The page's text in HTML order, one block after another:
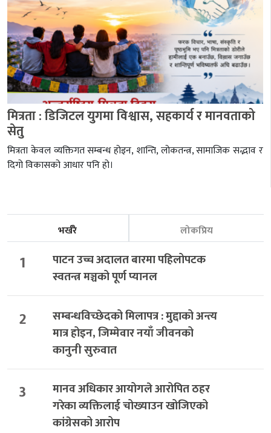
मित्रता : डिजिटल युगमा विश्वास, सहकार्य र मानवताको
सेतु
मित्रता केवल व्यक्तिगत सम्बन्ध होइन, शान्ति, लोकतन्त्र, सामाजिक सद्भाव र
दिगो विकासको आधार पनि हो।
भर्खरै लोकप्रिय
1
पाटन उच्च अदालत बारमा पहिलोपटक
स्वतन्त्र मञ्चको पूर्ण प्यानल
2
सम्बन्धविच्छेदको मिलापत्र : मुद्दाको अन्त्य
मात्र होइन, जिम्मेवार नयाँ जीवनको
कानुनी सुरुवात
3
मानव अधिकार आयोगले आरोपित ठहर
गरेका व्यक्तिलाई चोख्याउन खोजिएको
कांग्रेसको आरोप